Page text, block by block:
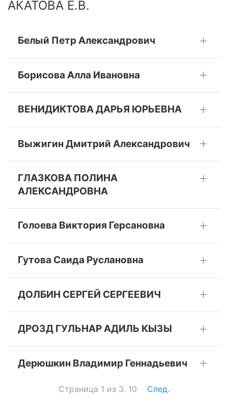
АКАТОВА Е.В.
Белый Петр Александрович
Борисова Алла Ивановна
ВЕНИДИКТОВА ДАРЬЯ ЮРЬЕВНА
Выжигин Дмитрий Александрович
ГЛАЗКОВА ПОЛИНА
АЛЕКСАНДРОВНА
Голоева Виктория Герсановна
Гутова Саида Руслановна
ДОЛБИН СЕРГЕЙ СЕРГЕЕВИЧ
ДРОЗД ГУЛЬНАР АДИЛЬ КЫЗЫ
Дерюшкин Владимир Геннадьевич
Страница 1 из 3. 10 След.